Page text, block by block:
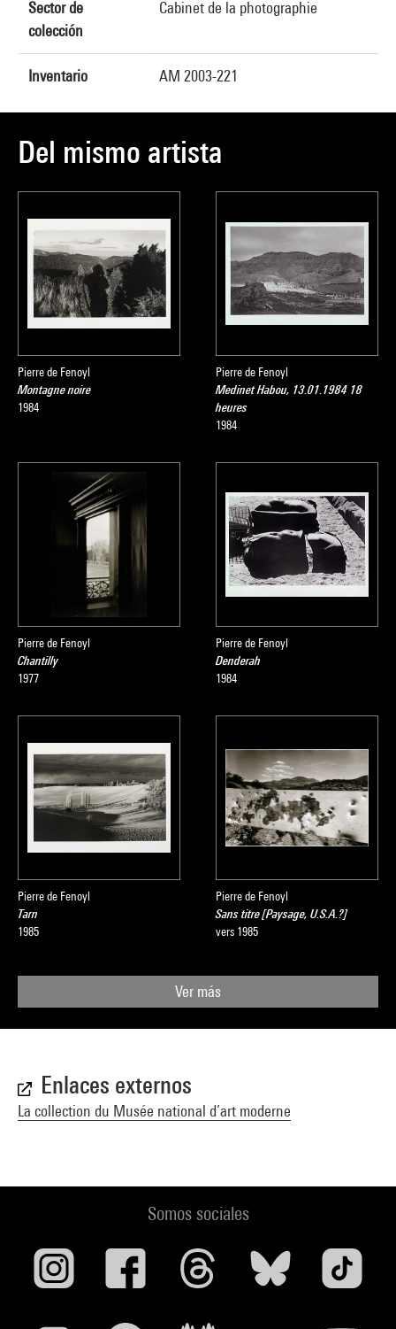
Sector de
colección
Cabinet de la photographie
Inventario AM 2003-221
Del mismo artista
Pierre de Fenoyl
Montagne noire
1984
Pierre de Fenoyl
Medinet Habou, 13.01.1984 18
heures
1984
Pierre de Fenoyl
Chantilly
1977
Pierre de Fenoyl
Denderah
1984
Pierre de Fenoyl
Tarn
1985
Pierre de Fenoyl
Sans titre [Paysage, U.S.A.?]
vers 1985
Ver más
Enlaces externos
La collection du Musée national d’art moderne
Somos sociales